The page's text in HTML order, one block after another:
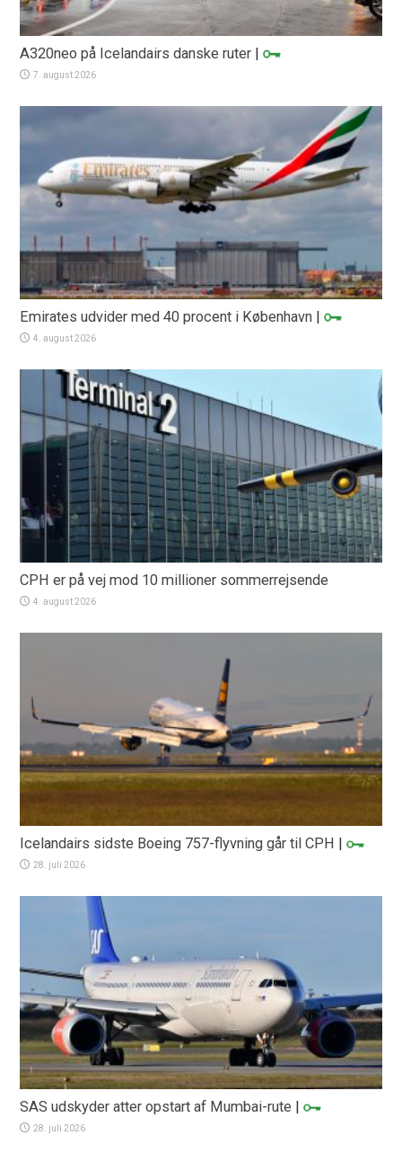
A320neo på Icelandairs danske ruter |
7. august 2026
Emirates udvider med 40 procent i København |
4. august 2026
CPH er på vej mod 10 millioner sommerrejsende
4. august 2026
Icelandairs sidste Boeing 757-flyvning går til CPH |
28. juli 2026
SAS udskyder atter opstart af Mumbai-rute |
28. juli 2026